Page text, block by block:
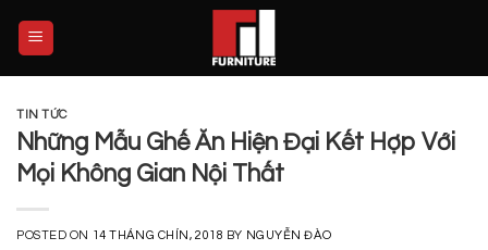
TIN TỨC
Những Mẫu Ghế Ăn Hiện Đại Kết Hợp Với
Mọi Không Gian Nội Thất
POSTED ON 14 THÁNG CHÍN, 2018 BY NGUYỄN ĐÀO